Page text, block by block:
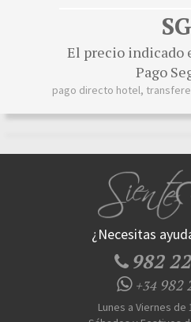
SG
El precio indicado
Pago
pago directo hotel,
¿Necesitas
982
+34982
Lunes a Viernes de